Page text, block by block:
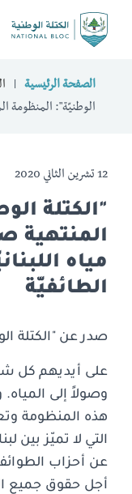
الصفحة الرئيسية
الوطنيّة": المنظومة
12 تشرين الثاني 2020
"الكتلة
المنتهية
مياه
الطائفيّة
صدر عن "الكتلة
على أيديهم كل
وصولاً إلى
التي لا تميّز بين
عن أحزاب
أجل حقوق جميع